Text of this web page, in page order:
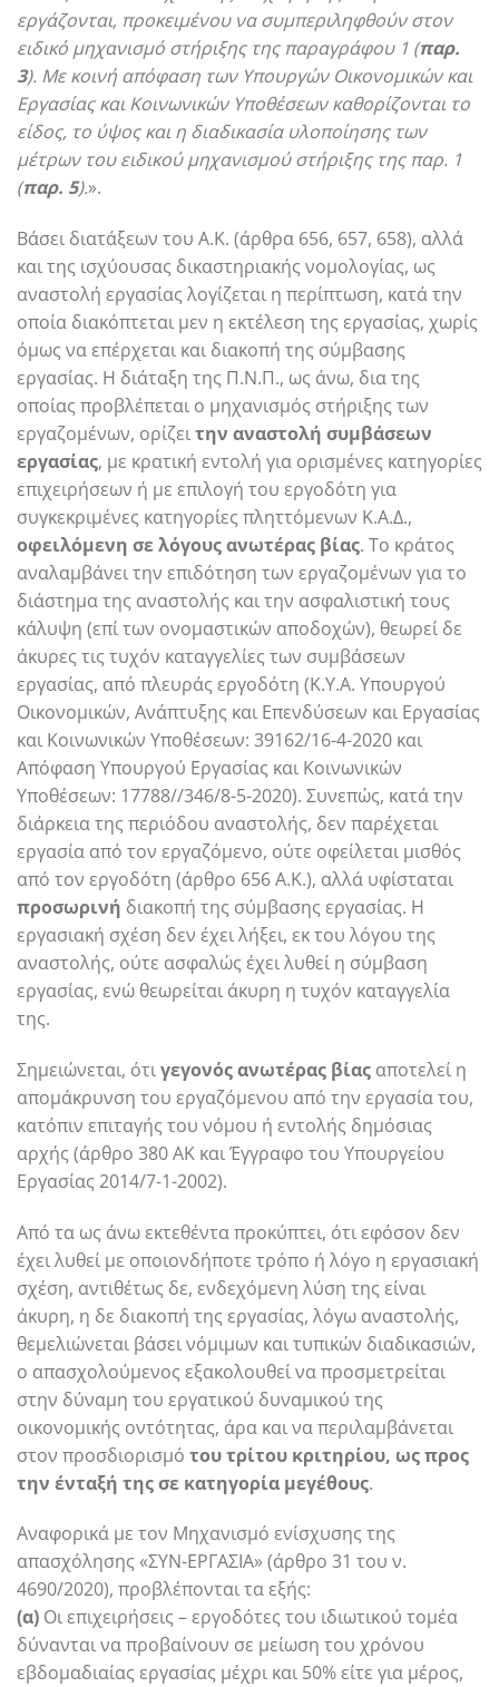
εργάζονται, προκειμένου να συμπεριληφθούν στον
ειδικό μηχανισμό στήριξης της παραγράφου 1 (παρ.
3). Με κοινή απόφαση των Υπουργών Οικονομικών και
Εργασίας και Κοινωνικών Υποθέσεων καθορίζονται το
είδος, το ύψος και η διαδικασία υλοποίησης των
μέτρων του ειδικού μηχανισμού στήριξης της παρ. 1
(παρ. 5).».
Βάσει διατάξεων του Α.Κ. (άρθρα 656, 657, 658), αλλά
και της ισχύουσας δικαστηριακής νομολογίας, ως
αναστολή εργασίας λογίζεται η περίπτωση, κατά την
οποία διακόπτεται μεν η εκτέλεση της εργασίας, χωρίς
όμως να επέρχεται και διακοπή της σύμβασης
εργασίας. Η διάταξη της Π.Ν.Π., ως άνω, δια της
οποίας προβλέπεται ο μηχανισμός στήριξης των
εργαζομένων, ορίζειτην αναστολή συμβάσεων
εργασίας, με κρατική εντολή για ορισμένες κατηγορίες
επιχειρήσεων ή με επιλογή του εργοδότη για
συγκεκριμένες κατηγορίες πληττόμενων Κ.Α.Δ.,
οφειλόμενη σε λόγους ανωτέρας βίας. Το κράτος
αναλαμβάνει την επιδότηση των εργαζομένων για το
διάστημα της αναστολής και την ασφαλιστική τους
κάλυψη (επί των ονομαστικών αποδοχών), θεωρεί δε
άκυρες τις τυχόν καταγγελίες των συμβάσεων
εργασίας, από πλευράς εργοδότη (Κ.Υ.Α. Υπουργού
Οικονομικών, Ανάπτυξης και Επενδύσεων και Εργασίας
και Κοινωνικών Υποθέσεων: 39162/16-4-2020 και
Απόφαση Υπουργού Εργασίας και Κοινωνικών
Υποθέσεων: 17788//346/8-5-2020). Συνεπώς, κατά την
διάρκεια της περιόδου αναστολής, δεν παρέχεται
εργασία από τον εργαζόμενο, ούτε οφείλεται μισθός
από τον εργοδότη (άρθρο 656 Α.Κ.), αλλά υφίσταται
προσωρινή διακοπή της σύμβασης εργασίας. Η
εργασιακή σχέση δεν έχει λήξει, εκ του λόγου της
αναστολής, ούτε ασφαλώς έχει λυθεί η σύμβαση
εργασίας, ενώ θεωρείται άκυρη η τυχόν καταγγελία
της.
Σημειώνεται, ότιγεγονός ανωτέρας βίας αποτελεί η
απομάκρυνση του εργαζόμενου από την εργασία του,
κατόπιν επιταγής του νόμου ή εντολής δημόσιας
αρχής (άρθρο 380 ΑΚ και Έγγραφο του Υπουργείου
Εργασίας 2014/7-1-2002).
Από τα ως άνω εκτεθέντα προκύπτει, ότι εφόσον δεν
έχει λυθεί με οποιονδήποτε τρόπο ή λόγο η εργασιακή
σχέση, αντιθέτως δε, ενδεχόμενη λύση της είναι
άκυρη, η δε διακοπή της εργασίας, λόγω αναστολής,
θεμελιώνεται βάσει νόμιμων και τυπικών διαδικασιών,
ο απασχολούμενος εξακολουθεί να προσμετρείται
στην δύναμη του εργατικού δυναμικού της
οικονομικής οντότητας, άρα και να περιλαμβάνεται
στον προσδιορισμό του τρίτου κριτηρίου, ως προς
την ένταξή της σε κατηγορία μεγέθους.
Αναφορικά με τον Μηχανισμό ενίσχυσης της
απασχόλησης «ΣΥΝ-ΕΡΓΑΣΙΑ» (άρθρο 31 του ν.
4690/2020), προβλέπονται τα εξής:
(α) Οι επιχειρήσεις – εργοδότες του ιδιωτικού τομέα
δύνανται να προβαίνουν σε μείωση του χρόνου
εβδομαδιαίας εργασίας μέχρι και 50% είτε για μέρος,